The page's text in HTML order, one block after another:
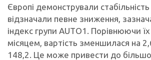
Європі демонстрували стабільність
відзначали певне зниження,
індекс групи AUTO1. Порівнюючи
місяцем, вартість зменшилася на
148,2. Це може привести до